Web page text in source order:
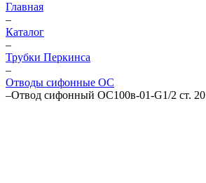
Главная
–
Каталог
–
Трубки Перкинса
–
Отводы сифонные ОС
–Отвод сифонный ОС100в-01-G1/2 ст. 20